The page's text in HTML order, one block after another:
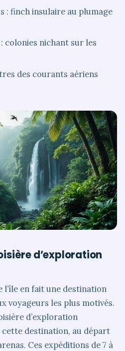
: finch insulaire au plumage
colonies nichant sur les
des courants aériens
d’exploration
l’île en fait une destination
voyageurs les plus motivés.
d’exploration
destination, au départ
Ces expéditions de 7 à